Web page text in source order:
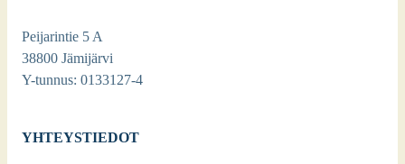
Peijarintie 5 A
38800 Jämijärvi
Y-tunnus: 0133127-4
YHTEYSTIEDOT